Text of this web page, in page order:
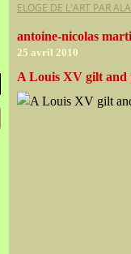
ELOGE DE L'ART PAR
antoine-nicolas
25 avril 2010
A Louis XV gilt and